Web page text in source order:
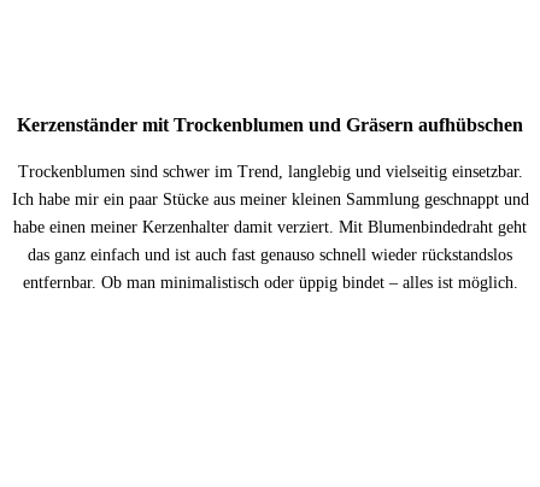
Kerzenständer mit Trockenblumen und Gräsern aufhübschen
Trockenblumen sind schwer im Trend, langlebig und vielseitig einsetzbar.
Ich habe mir ein paar Stücke aus meiner kleinen Sammlung geschnappt und
habe einen meiner Kerzenhalter damit verziert. Mit Blumenbindedraht geht
das ganz einfach und ist auch fast genauso schnell wieder rückstandslos
entfernbar. Ob man minimalistisch oder üppig bindet – alles ist möglich.